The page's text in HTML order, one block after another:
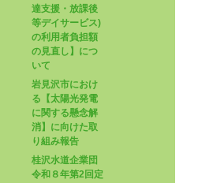
達支援・放課後
等デイサービス)
の利用者負担額
の見直し】につ
いて
岩見沢市におけ
る【太陽光発電
に関する懸念解
消】に向けた取
り組み報告
桂沢水道企業団
令和８年第2回定